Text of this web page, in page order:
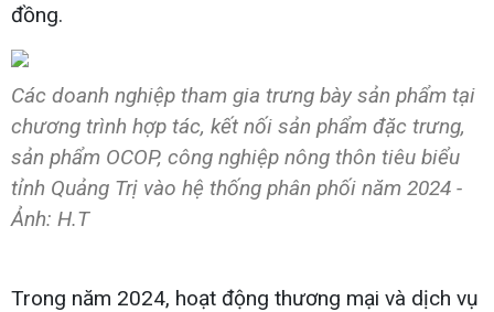
đồng.
Các doanh nghiệp tham gia trưng bày sản phẩm tại
chương trình hợp tác, kết nối sản phẩm đặc trưng,
sản phẩm OCOP, công nghiệp nông thôn tiêu biểu
tỉnh Quảng Trị vào hệ thống phân phối năm 2024 -
Ảnh: H.T
Trong năm 2024, hoạt động thương mại và dịch vụ